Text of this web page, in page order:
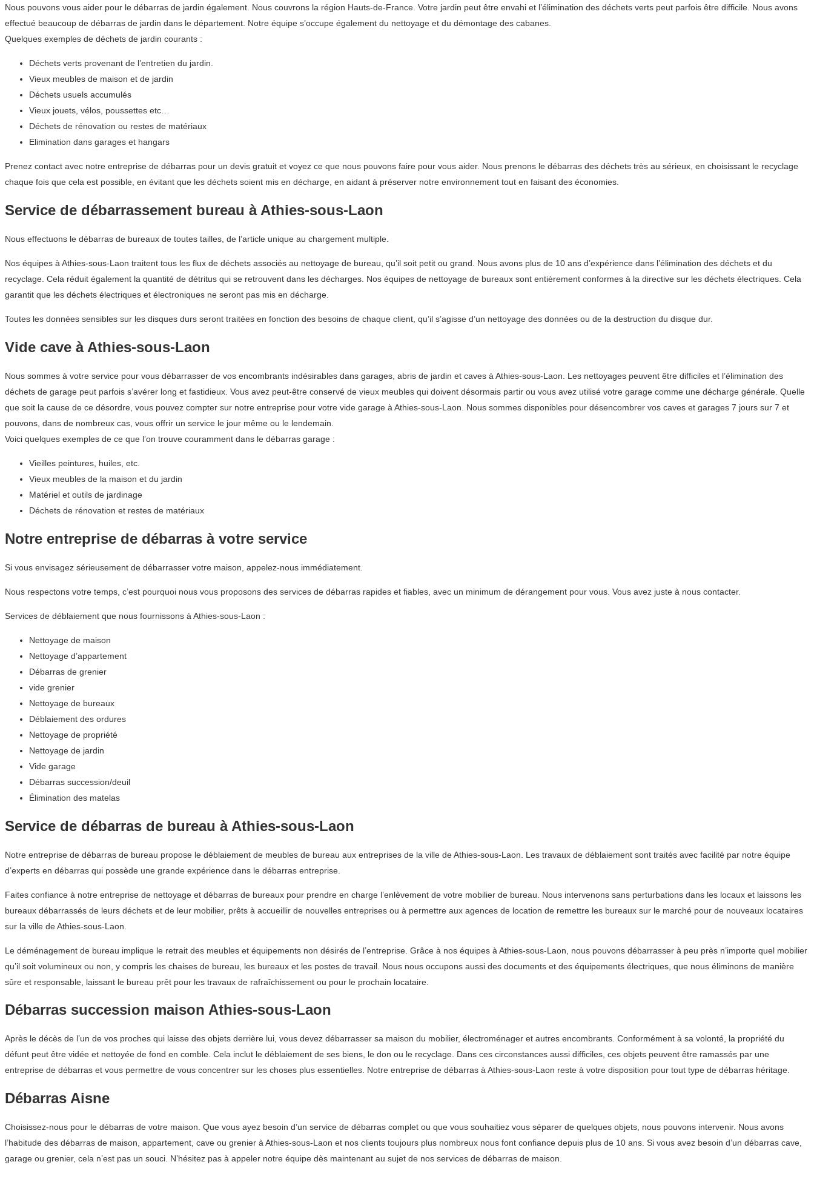
Nous pouvons vous aider pour le débarras de jardin également. Nous couvrons la région Hauts-de-France. Votre jardin peut être envahi et l’élimination des déchets verts peut parfois être difficile. Nous avons
effectué beaucoup de débarras de jardin dans le département. Notre équipe s’occupe également du nettoyage et du démontage des cabanes.
Quelques exemples de déchets de jardin courants :
Déchets verts provenant de l’entretien du jardin.
Vieux meubles de maison et de jardin
Déchets usuels accumulés
Vieux jouets, vélos, poussettes etc…
Déchets de rénovation ou restes de matériaux
Elimination dans garages et hangars
Prenez contact avec notre entreprise de débarras pour un devis gratuit et voyez ce que nous pouvons faire pour vous aider. Nous prenons le débarras des déchets très au sérieux, en choisissant le recyclage
chaque fois que cela est possible, en évitant que les déchets soient mis en décharge, en aidant à préserver notre environnement tout en faisant des économies.
Service de débarrassement bureau à Athies-sous-Laon
Nous effectuons le débarras de bureaux de toutes tailles, de l’article unique au chargement multiple.
Nos équipes à Athies-sous-Laon traitent tous les flux de déchets associés au nettoyage de bureau, qu’il soit petit ou grand. Nous avons plus de 10 ans d’expérience dans l’élimination des déchets et du
recyclage. Cela réduit également la quantité de détritus qui se retrouvent dans les décharges. Nos équipes de nettoyage de bureaux sont entièrement conformes à la directive sur les déchets électriques. Cela
garantit que les déchets électriques et électroniques ne seront pas mis en décharge.
Toutes les données sensibles sur les disques durs seront traitées en fonction des besoins de chaque client, qu’il s’agisse d’un nettoyage des données ou de la destruction du disque dur.
Vide cave à Athies-sous-Laon
Nous sommes à votre service pour vous débarrasser de vos encombrants indésirables dans garages, abris de jardin et caves à Athies-sous-Laon. Les nettoyages peuvent être difficiles et l’élimination des
déchets de garage peut parfois s’avérer long et fastidieux. Vous avez peut-être conservé de vieux meubles qui doivent désormais partir ou vous avez utilisé votre garage comme une décharge générale. Quelle
que soit la cause de ce désordre, vous pouvez compter sur notre entreprise pour votre vide garage à Athies-sous-Laon. Nous sommes disponibles pour désencombrer vos caves et garages 7 jours sur 7 et
pouvons, dans de nombreux cas, vous offrir un service le jour même ou le lendemain.
Voici quelques exemples de ce que l’on trouve couramment dans le débarras garage :
Vieilles peintures, huiles, etc.
Vieux meubles de la maison et du jardin
Matériel et outils de jardinage
Déchets de rénovation et restes de matériaux
Notre entreprise de débarras à votre service
Si vous envisagez sérieusement de débarrasser votre maison, appelez-nous immédiatement.
Nous respectons votre temps, c’est pourquoi nous vous proposons des services de débarras rapides et fiables, avec un minimum de dérangement pour vous. Vous avez juste à nous contacter.
Services de déblaiement que nous fournissons à Athies-sous-Laon :
Nettoyage de maison
Nettoyage d’appartement
Débarras de grenier
vide grenier
Nettoyage de bureaux
Déblaiement des ordures
Nettoyage de propriété
Nettoyage de jardin
Vide garage
Débarras succession/deuil
Élimination des matelas
Service de débarras de bureau à Athies-sous-Laon
Notre entreprise de débarras de bureau propose le déblaiement de meubles de bureau aux entreprises de la ville de Athies-sous-Laon. Les travaux de déblaiement sont traités avec facilité par notre équipe
d’experts en débarras qui possède une grande expérience dans le débarras entreprise.
Faites confiance à notre entreprise de nettoyage et débarras de bureaux pour prendre en charge l’enlèvement de votre mobilier de bureau. Nous intervenons sans perturbations dans les locaux et laissons les
bureaux débarrassés de leurs déchets et de leur mobilier, prêts à accueillir de nouvelles entreprises ou à permettre aux agences de location de remettre les bureaux sur le marché pour de nouveaux locataires
sur la ville de Athies-sous-Laon.
Le déménagement de bureau implique le retrait des meubles et équipements non désirés de l’entreprise. Grâce à nos équipes à Athies-sous-Laon, nous pouvons débarrasser à peu près n’importe quel mobilier
qu’il soit volumineux ou non, y compris les chaises de bureau, les bureaux et les postes de travail. Nous nous occupons aussi des documents et des équipements électriques, que nous éliminons de manière
sûre et responsable, laissant le bureau prêt pour les travaux de rafraîchissement ou pour le prochain locataire.
Débarras succession maison Athies-sous-Laon
Après le décès de l’un de vos proches qui laisse des objets derrière lui, vous devez débarrasser sa maison du mobilier, électroménager et autres encombrants. Conformément à sa volonté, la propriété du
défunt peut être vidée et nettoyée de fond en comble. Cela inclut le déblaiement de ses biens, le don ou le recyclage. Dans ces circonstances aussi difficiles, ces objets peuvent être ramassés par une
entreprise de débarras et vous permettre de vous concentrer sur les choses plus essentielles. Notre entreprise de débarras à Athies-sous-Laon reste à votre disposition pour tout type de débarras héritage.
Débarras Aisne
Choisissez-nous pour le débarras de votre maison. Que vous ayez besoin d’un service de débarras complet ou que vous souhaitiez vous séparer de quelques objets, nous pouvons intervenir. Nous avons
l’habitude des débarras de maison, appartement, cave ou grenier à Athies-sous-Laon et nos clients toujours plus nombreux nous font confiance depuis plus de 10 ans. Si vous avez besoin d’un débarras cave,
garage ou grenier, cela n’est pas un souci. N’hésitez pas à appeler notre équipe dès maintenant au sujet de nos services de débarras de maison.